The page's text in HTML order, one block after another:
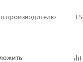
производителю